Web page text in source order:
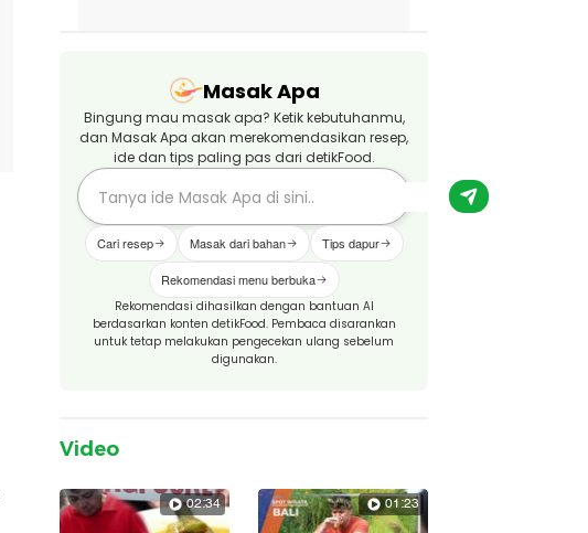
Masak Apa
Bingung mau masak apa? Ketik kebutuhanmu,
dan Masak Apa akan merekomendasikan resep,
ide dan tips paling pas dari detikFood.
Cari resep Masak dari bahan Tips dapur
Rekomendasi menu berbuka
Rekomendasi dihasilkan dengan bantuan AI
berdasarkan konten detikFood. Pembaca disarankan
untuk tetap melakukan pengecekan ulang sebelum
digunakan.
Video
02:34 01:23